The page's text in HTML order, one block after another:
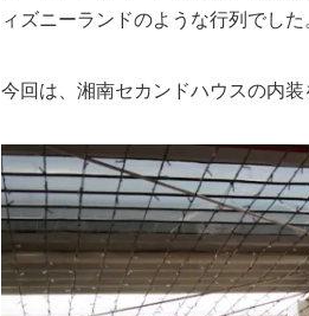
ィズニーランドのような行列でした。
今回は、湘南セカンドハウスの内装